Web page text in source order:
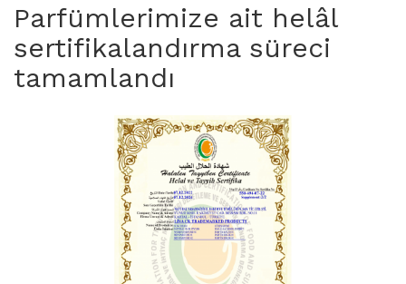
Parfümlerimize ait helâl
sertifikalandırma süreci
tamamlandı